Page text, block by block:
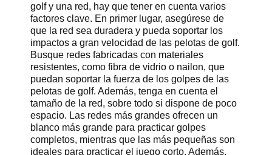
golf y una red, hay que tener en cuenta varios
factores clave. En primer lugar, asegúrese de
que la red sea duradera y pueda soportar los
impactos a gran velocidad de las pelotas de golf.
Busque redes fabricadas con materiales
resistentes, como fibra de vidrio o nailon, que
puedan soportar la fuerza de los golpes de las
pelotas de golf. Además, tenga en cuenta el
tamaño de la red, sobre todo si dispone de poco
espacio. Las redes más grandes ofrecen un
blanco más grande para practicar golpes
completos, mientras que las más pequeñas son
ideales para practicar el juego corto. Además,